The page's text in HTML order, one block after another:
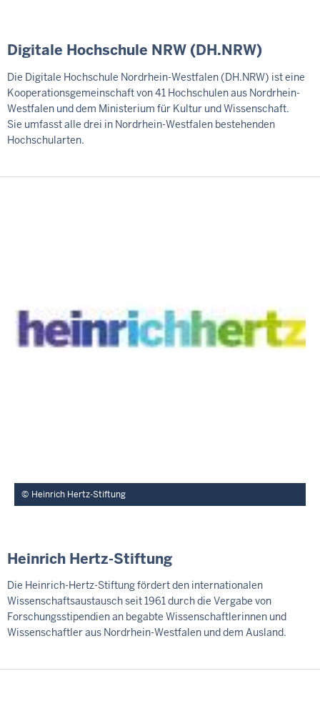
Digitale Hochschule NRW (DH.NRW)
Die Digitale Hochschule Nordrhein-Westfalen (DH.NRW) ist eine
Kooperationsgemeinschaft von 41 Hochschulen aus Nordrhein-
Westfalen und dem Ministerium für Kultur und Wissenschaft.
Sie umfasst alle drei in Nordrhein-Westfalen bestehenden
Hochschularten.
Heinrich Hertz-Stiftung
Heinrich Hertz-Stiftung
Die Heinrich-Hertz-Stiftung fördert den internationalen
Wissenschaftsaustausch seit 1961 durch die Vergabe von
Forschungsstipendien an begabte Wissenschaftlerinnen und
Wissenschaftler aus Nordrhein-Westfalen und dem Ausland.